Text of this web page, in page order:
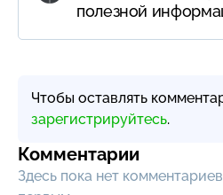
полезной
Чтобы оставлять
зарегистрируйтесь.
Комментарии
Здесь пока нет